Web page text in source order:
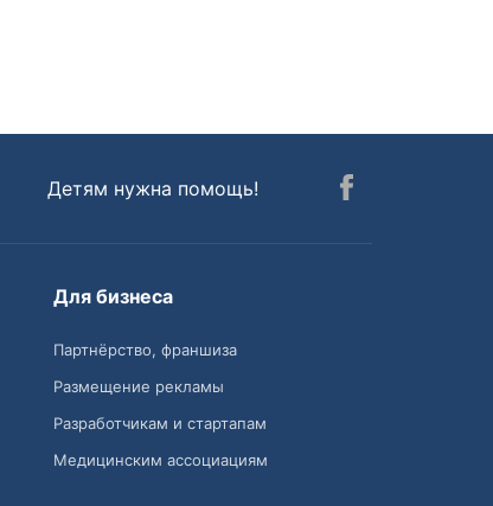
Детям нужна помощь!
Для бизнеса
Партнёрство, франшиза
Размещение рекламы
Разработчикам и стартапам
Медицинским ассоциациям